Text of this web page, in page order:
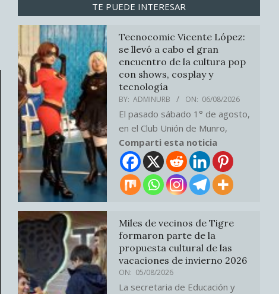
TE PUEDE INTERESAR
Tecnocomic Vicente López:
se llevó a cabo el gran
encuentro de la cultura pop
con shows, cosplay y
tecnología
BY: ADMINURB ON: 06/08/2026
El pasado sábado 1° de agosto,
en el Club Unión de Munro,
Comparti esta noticia
Miles de vecinos de Tigre
formaron parte de la
propuesta cultural de las
vacaciones de invierno 2026
ON: 05/08/2026
La secretaria de Educación y